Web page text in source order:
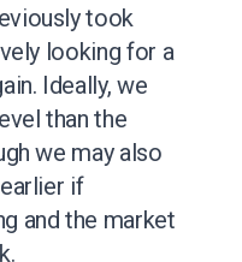
took
looking for a
Ideally, we
than the
we may also
if
and the market